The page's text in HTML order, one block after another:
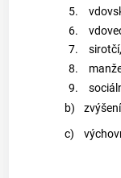
5.
6.
7.
sirotčí,
8.
9.
b)
c)